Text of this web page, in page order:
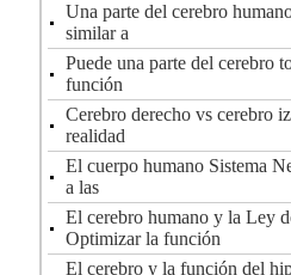
Una parte del cerebro
similar a
Puede una parte del cerebro
función
Cerebro derecho vs cerebro
realidad
El cuerpo humano Sistema
a las
El cerebro humano y la Ley
Optimizar la función
El cerebro y la función del